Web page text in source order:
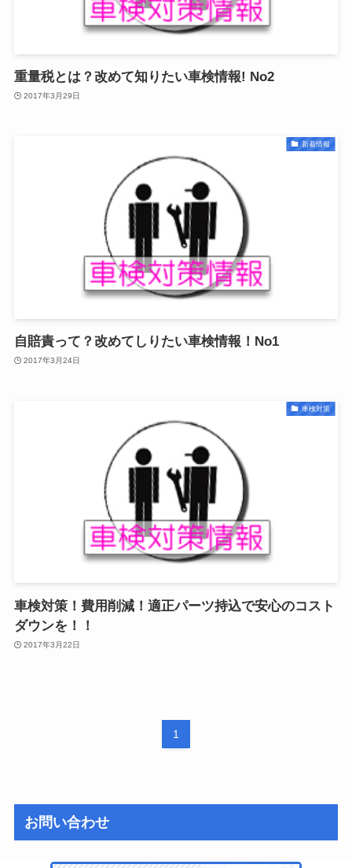
重量税とは？改めて知りたい車検情報! No2
2017年3月29日
新着情報
自賠責って？改めてしりたい車検情報！No1
2017年3月24日
車検対策
車検対策！費用削減！適正パーツ持込で安心のコスト
ダウンを！！
2017年3月22日
1
お問い合わせ